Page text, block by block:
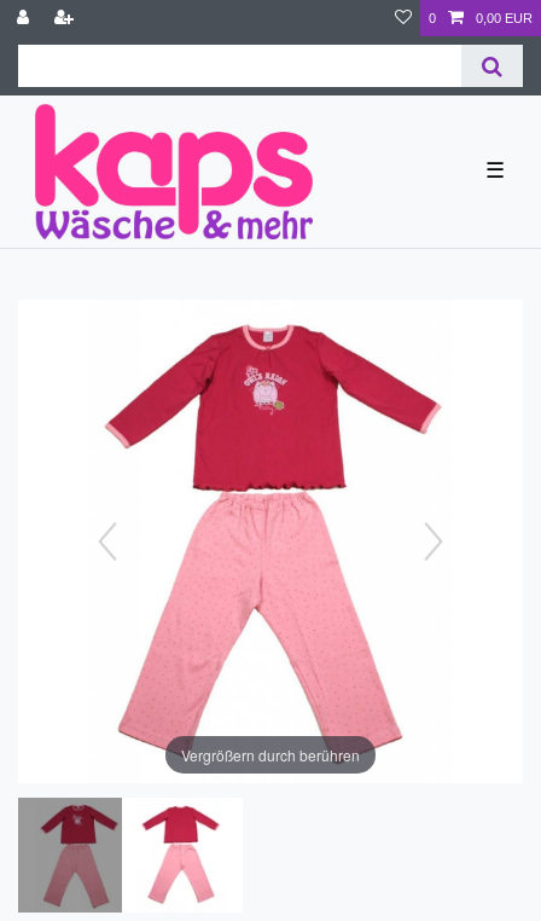
0 0,00 EUR
☰
Vergrößern durch berühren